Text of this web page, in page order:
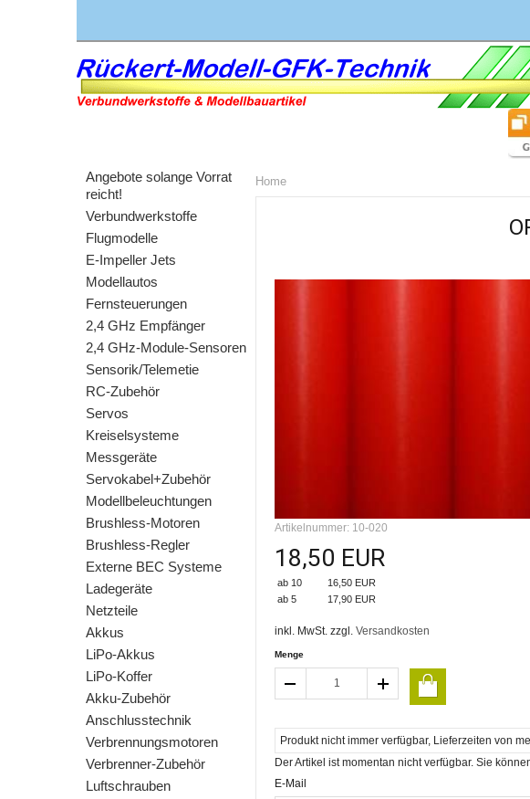
Angebote solange Vorrat
reicht!
Verbundwerkstoffe
Flugmodelle
E-Impeller Jets
Modellautos
Fernsteuerungen
2,4 GHz Empfänger
2,4 GHz-Module-Sensoren
Sensorik/Telemetie
RC-Zubehör
Servos
Kreiselsysteme
Messgeräte
Servokabel+Zubehör
Modellbeleuchtungen
Brushless-Motoren
Brushless-Regler
Externe BEC Systeme
Ladegeräte
Netzteile
Akkus
LiPo-Akkus
LiPo-Koffer
Akku-Zubehör
Anschlusstechnik
Verbrennungsmotoren
Verbrenner-Zubehör
Luftschrauben
Home
Artikelnummer: 10-020
18,50 EUR
ab 10
16,50 EUR
ab 5
17,90 EUR
inkl. MwSt. zzgl. Versandkosten
Menge
Produkt nicht immer verfügbar, Lieferzeiten von
Der Artikel ist momentan nicht verfügbar. Sie
E-Mail